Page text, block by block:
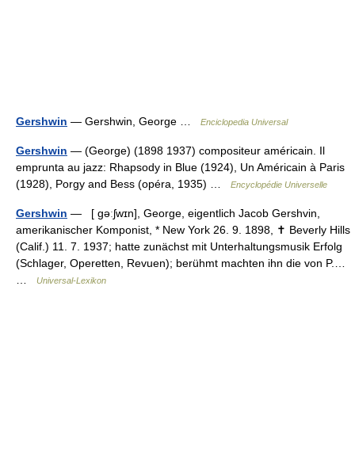
Gershwin — Gershwin, George … Enciclopedia Universal
Gershwin — (George) (1898 1937) compositeur américain. Il
emprunta au jazz: Rhapsody in Blue (1924), Un Américain à Paris
(1928), Porgy and Bess (opéra, 1935) …
Encyclopédie Universelle
Gershwin — [ gəːʃwɪn], George, eigentlich Jacob Gershvin,
amerikanischer Komponist, * New York 26. 9. 1898, ✝ Beverly Hills
(Calif.) 11. 7. 1937; hatte zunächst mit Unterhaltungsmusik Erfolg
(Schlager, Operetten, Revuen); berühmt machten ihn die von P.…
Universal-Lexikon